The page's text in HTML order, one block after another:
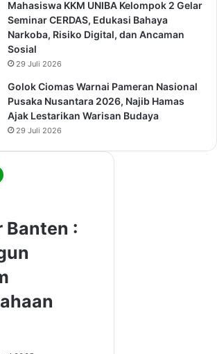
Mahasiswa KKM UNIBA Kelompok 2 Gelar
Seminar CERDAS, Edukasi Bahaya
Narkoba, Risiko Digital, dan Ancaman
Sosial
29 Juli 2026
Golok Ciomas Warnai Pameran Nasional
Pusaka Nusantara 2026, Najib Hamas
Ajak Lestarikan Warisan Budaya
29 Juli 2026